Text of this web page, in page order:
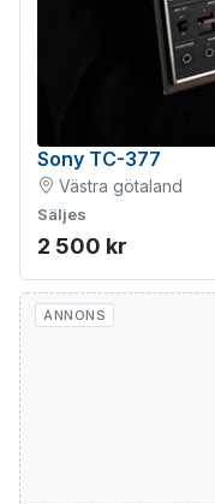
Sony TC-377
Västra götaland
Säljes
2 500 kr